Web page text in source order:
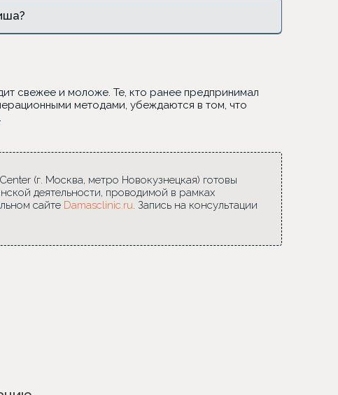
свежее и моложе. Те, кто ранее предпринимал
методами, убеждаются в том, что
(г. Москва, метро Новокузнецкая) готовы
деятельности, проводимой в рамках
сайте Damasclinic.ru. Запись на консультации